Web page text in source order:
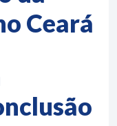
Ceará